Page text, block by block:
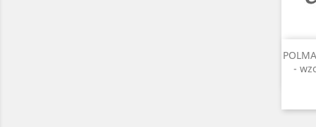
-